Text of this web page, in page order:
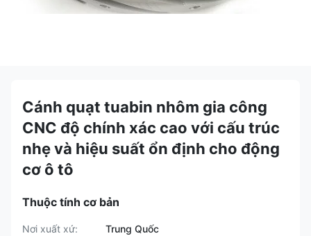
Cánh quạt tuabin nhôm gia công
CNC độ chính xác cao với cấu trúc
nhẹ và hiệu suất ổn định cho động
cơ ô tô
Thuộc tính cơ bản
Nơi xuất xứ:
Trung Quốc